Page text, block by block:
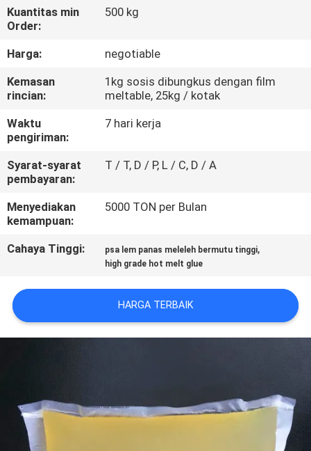
KONTROL
KUALITAS
HUBUNGI
KAMI
BERITA
KASUS-
KASUS
PERMINTAAN
PENAWARAN
SITEMAP
PRIVASI
Kuantitas min
Order:
500 kg
Harga:
negotiable
Kemasan
rincian:
1kg sosis dibungkus dengan film
meltable, 25kg / kotak
Waktu
pengiriman:
7 hari kerja
Syarat-syarat
pembayaran:
T / T, D / P, L / C, D / A
Menyediakan
kemampuan:
5000 TON per Bulan
Cahaya Tinggi: psa lem panas meleleh bermutu tinggi,
high grade hot melt glue
HARGA TERBAIK